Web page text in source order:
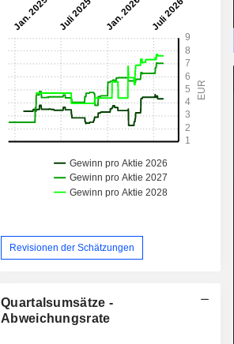
Revisionen der Schätzungen
Quartalsumsätze -
Abweichungsrate